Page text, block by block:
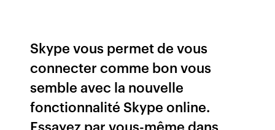
Skype vous permet de vous
connecter comme bon vous
semble avec la nouvelle
fonctionnalité Skype online.
Essayez par vous-même dans